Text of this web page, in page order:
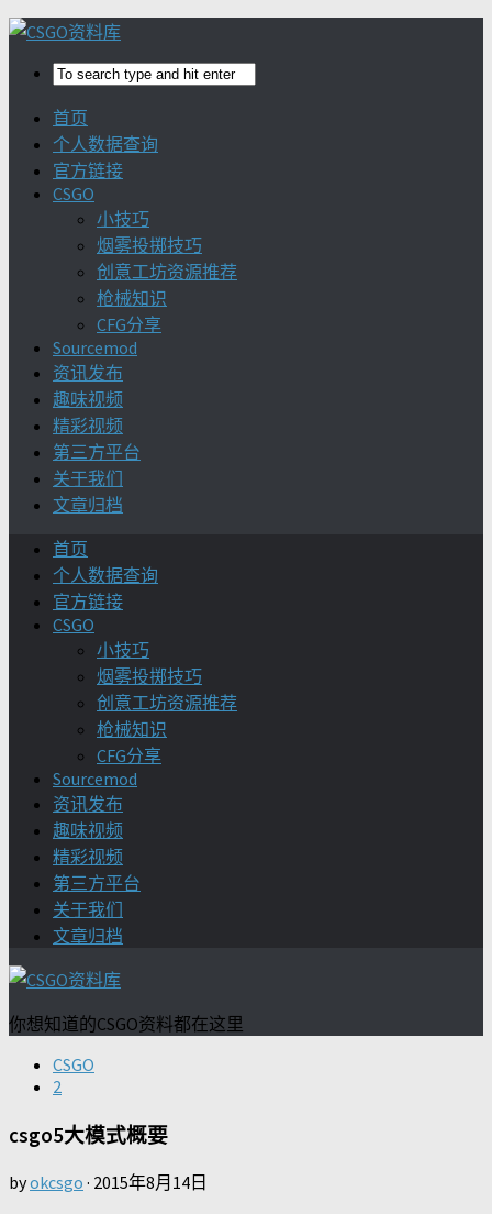
首页
个人数据查询
官方链接
CSGO
小技巧
烟雾投掷技巧
创意工坊资源推荐
枪械知识
CFG分享
Sourcemod
资讯发布
趣味视频
精彩视频
第三方平台
关于我们
文章归档
首页
个人数据查询
官方链接
CSGO
小技巧
烟雾投掷技巧
创意工坊资源推荐
枪械知识
CFG分享
Sourcemod
资讯发布
趣味视频
精彩视频
第三方平台
关于我们
文章归档
你想知道的CSGO资料都在这里
CSGO
2
csgo5大模式概要
byokcsgo · 2015年8月14日